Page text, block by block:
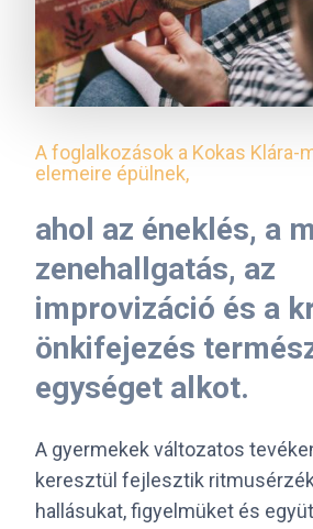
A foglalkozások a Kokas Klára-
elemeire épülnek,
ahol az éneklés, a
zenehallgatás, az
improvizáció és a
önkifejezés
egységet alkot.
A gyermekek változatos
keresztül fejlesztik
hallásukat, figyelmüket és